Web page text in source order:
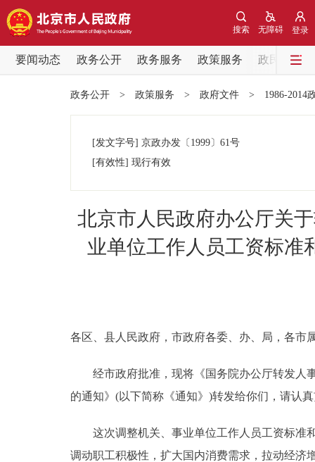
登录
无障碍
搜索
要闻动态 政务公开 政务服务 政策服务
政民互动
党中央精神
政务服务
政务公开 > 政策服务 > 政府文件 > 1986-2014
[发文字号] 京政办发 〔1999〕 61号
[有效性] 现行有效
北京市人民政府办公厅关
业单位工作人员工资标准
各区、县人民政府，市政府各委、办、局，各市
经市政府批准，现将《国务院办公厅转发人事
的通知》(以下简称《通知》)转发给你们，请认
这次调整机关、事业单位工作人员工资标准和
调动职工积极性，扩大国内消费需求，拉动经济